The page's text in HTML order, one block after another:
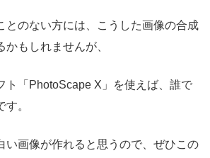
とのない方には、こうした画像の合成
もしれませんが、
ト「PhotoScape X」を使えば、誰で
。
い画像が作れると思うので、ぜひこの